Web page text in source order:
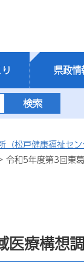
県政情
（松戸健康福祉セン
令和5年度第3回東
療構想